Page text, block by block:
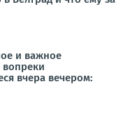
и важное
вчера вечером: